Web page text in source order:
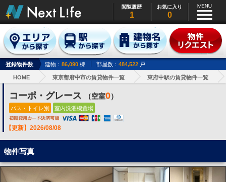
閲覧履歴
1
お気に入り
0
登録物件数 建物： 86,090 棟 部屋数： 484,522 戸
HOME 東京都府中市の賃貸物件一覧 東府中駅の賃貸物件一覧
コーポ・グレース （空室0）
バス・トイレ別 室内洗濯機置場
【更新】2026/08/08
物件写真